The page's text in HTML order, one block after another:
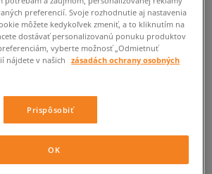
o dostupnosti
dostupná, dostanete od nás oznámenie.
V NAŠICH KAMENNÝCH PREDAJNIACH
preferencií. Svoje rozhodnutie aj nastavenia
môžete kedykoľvek zmeniť, a to kliknutím na
dostávať personalizovanú ponuku produktov
vyberte možnosť „Odmietnuť
nájdete v našich
zásadách ochrany osobných
Prispôsobiť
OK